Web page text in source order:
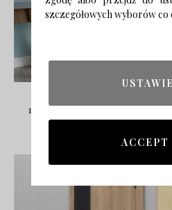
14. Drzwi z serii Sklejka LINE,
szczegółowych wyborów co